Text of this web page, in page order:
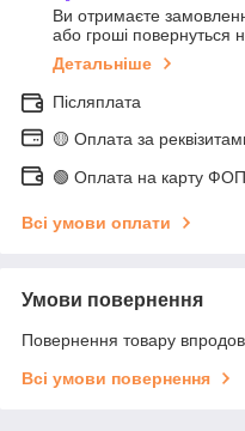
Ви отримаєте
або гроші повернуться
Детальніше
Післяплата
🟡 Оплата за
🟢 Оплата на карту ФОП
Всі умови оплати
Умови повернення
Повернення товару
Всі умови повернення